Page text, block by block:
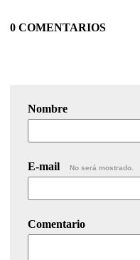
0 COMENTARIOS
Nombre
E-mail No será mostrado.
Comentario